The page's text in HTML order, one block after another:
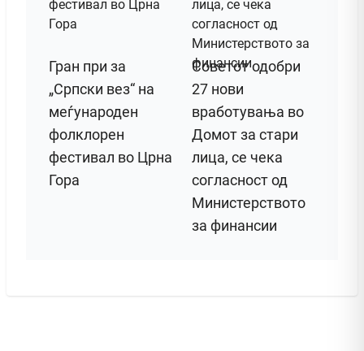
Гран при за
„Српски вез“ на
меѓународен
фолклорен
фестивал во Црна
Гора
Советот одобри
27 нови
вработувања во
Домот за стари
лица, се чека
согласност од
Министерството
за финансии